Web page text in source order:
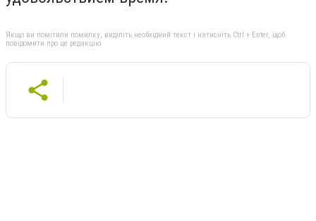
Якщо ви помітили помилку, виділіть необхідний текст і натисніть Ctrl + Enter, щоб
повідомити про це редакцію